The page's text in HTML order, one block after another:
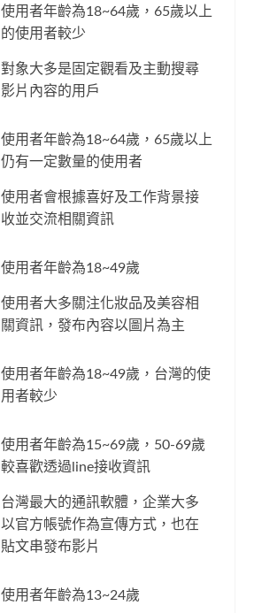
使用者年齡為18~64歲，65歲以上
的使用者較少
對象大多是固定觀看及主動搜尋
影片內容的用戶
使用者年齡為18~64歲，65歲以上
仍有一定數量的使用者
使用者會根據喜好及工作背景接
收並交流相關資訊
使用者年齡為18~49歲
使用者大多關注化妝品及美容相
關資訊，發布內容以圖片為主
使用者年齡為18~49歲，台灣的使
用者較少
使用者年齡為15~69歲，50-69歲
較喜歡透過line接收資訊
台灣最大的通訊軟體，企業大多
以官方帳號作為宣傳方式，也在
貼文串發布影片
​使用者年齡為​13~24歲